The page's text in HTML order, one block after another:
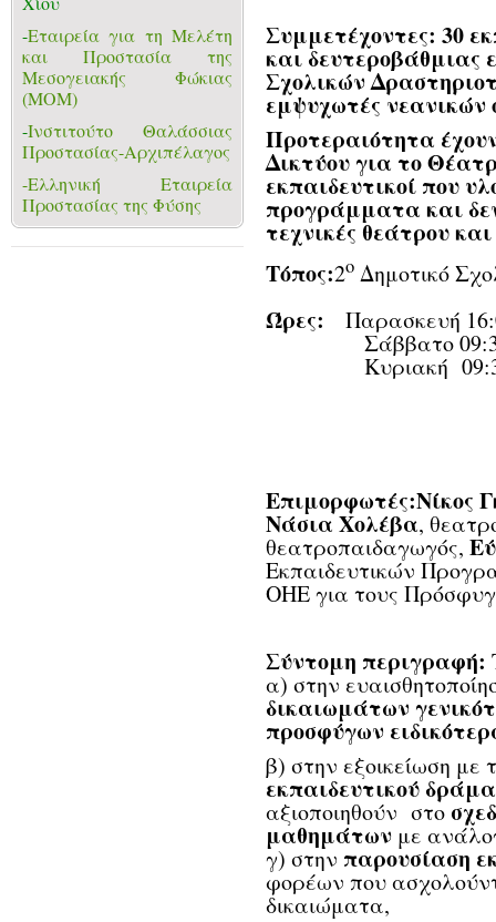
-Εταιρεία για τη Μελέτη
και Προστασία της
Μεσογειακής Φώκιας
(ΜΟΜ)
-Ινστιτούτο Θαλάσσιας
Προστασίας-Αρχιπέλαγος
-Ελληνική Εταιρεία
Προστασίας της Φύσης
Συμμετέχοντες: 30
και δευτεροβάθμιας
Σχολικών
εμψυχωτές
Προτεραιότητα
Δικτύου για το
εκπαιδευτικοί που
προγράμματα και
τεχνικές θεάτρου
Τόπος:2ο Δημοτικό
Ώρες: Παρασκευή
Σάββατο 09:30
Κυριακή 09:30
Επιμορφωτές:Νίκος
Νάσια Χολέβα,
θεατροπαιδαγωγός,
Εκπαιδευτικών
ΟΗΕ για τους
Σύντομη περιγραφή:
α) στην
δικαιωμάτων
προσφύγων
β) στην εξοικείωση με
εκπαιδευτικού
αξιοποιηθούν στο
μαθημάτων με
γ) στην παρουσίαση
φορέων που
δικαιώματα,